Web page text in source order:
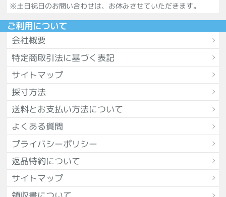
※土日祝日のお問い合わせは、お休みさせていただきます。
ご利用について
会社概要
特定商取引法に基づく表記
サイトマップ
採寸方法
送料とお支払い方法について
よくある質問
プライバシーポリシー
返品特約について
サイトマップ